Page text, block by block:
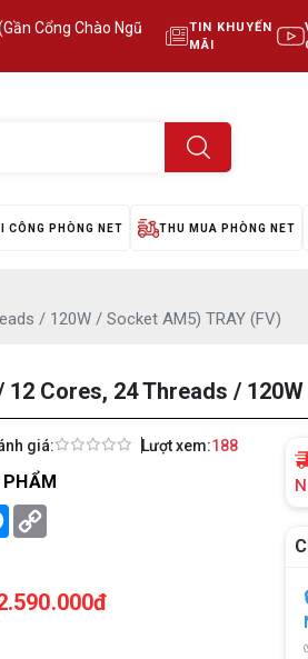
Cổng Chào Ngũ
TIN KHUYẾN
MÃI
CÔNG PHÒNG NET THU MUA PHÒNG NET
/ 120W / Socket AM5) TRAY (FV)
Cores, 24 Threads /
giá: Lượt xem:188
Messenger